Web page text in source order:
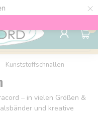
×
€
0
Kunststoffschnallen
– in vielen Größen &
und kreative